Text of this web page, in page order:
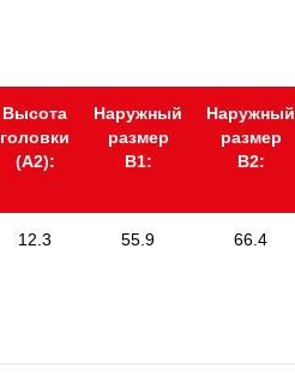
Высота
головки
(А2):
Наружный
размер
В1:
Наружный
размер
В2:
12.3 55.9 66.4